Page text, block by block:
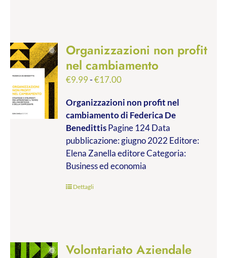
Organizzazioni non profit
nel cambiamento
€9.99-€17.00Fascia
prezzo:
da
€9.99
a
€17.00
Organizzazioni non profit nel
cambiamentodi Federica De
BenedittisPagine 124 Data
pubblicazione: giugno 2022 Editore:
Elena Zanella editore Categoria:
Business ed economia
Dettagli
Volontariato Aziendale